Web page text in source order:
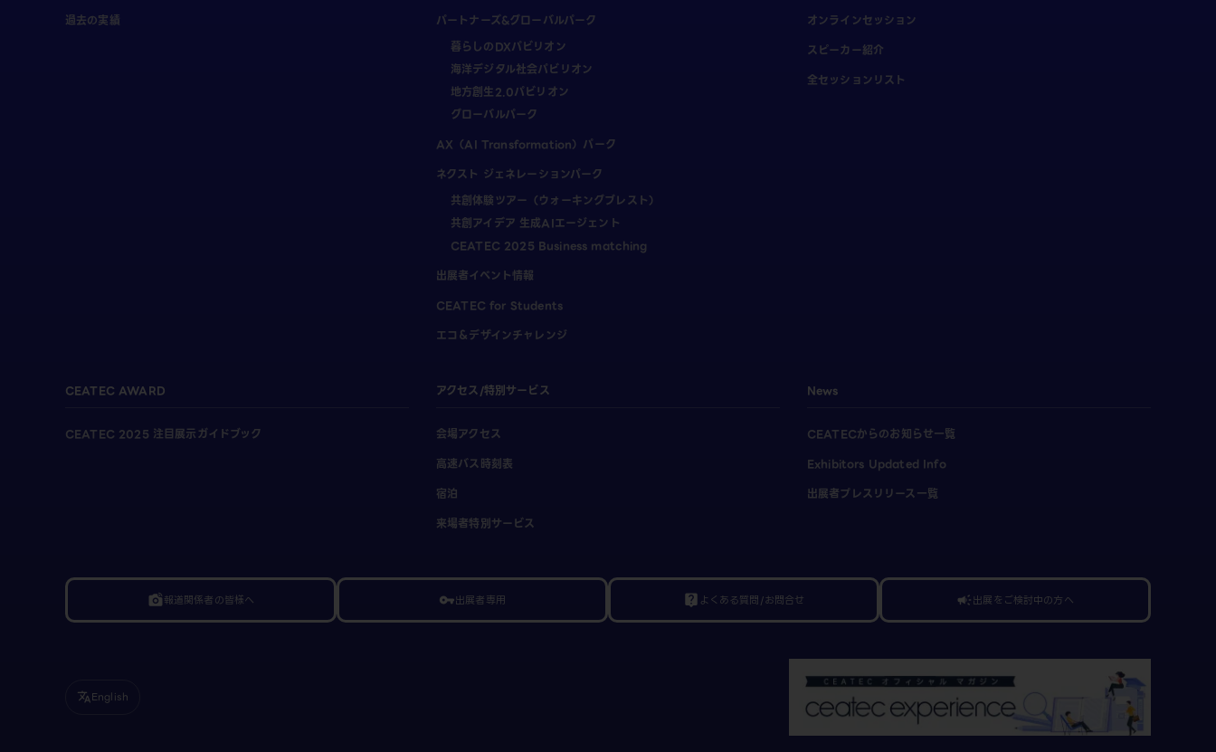
過去の実績
パートナーズ&グローバルパーク
暮らしのDXパビリオン
海洋デジタル社会パビリオン
地方創生2.0パビリオン
グローバルパーク
AX（AI Transformation）パーク
ネクスト ジェネレーションパーク
共創体験ツアー（ウォーキングブレスト）
共創アイデア 生成AIエージェント
CEATEC 2025 Business matching
出展者イベント情報
CEATEC for Students
エコ＆デザインチャレンジ
オンラインセッション
スピーカー紹介
全セッションリスト
CEATEC AWARD
CEATEC 2025 注目展示ガイドブック
アクセス/特別サービス
会場アクセス
高速バス時刻表
宿泊
来場者特別サービス
News
CEATECからのお知らせ一覧
Exhibitors Updated Info
出展者プレスリリース一覧
linked_camera報道関係者の皆様へ vpn_key出展者専用 live_help よくある質問/お問合せ campaign出展をご検討中の方へ
translateEnglish